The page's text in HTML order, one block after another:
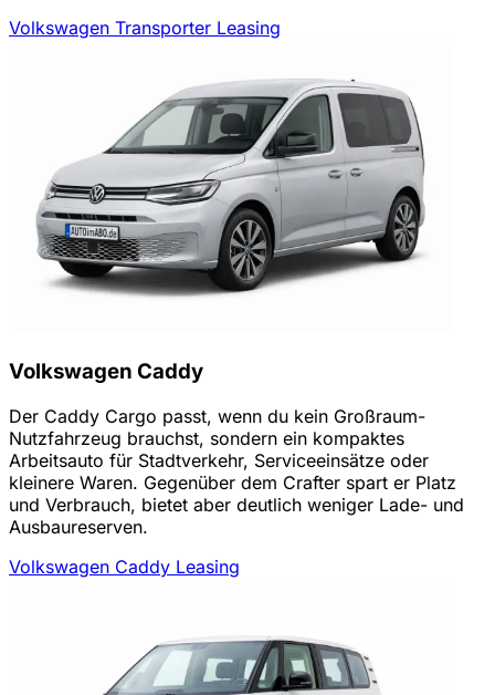
Volkswagen Transporter Leasing
Volkswagen Caddy
Der Caddy Cargo passt, wenn du kein Großraum-
Nutzfahrzeug brauchst, sondern ein kompaktes
Arbeitsauto für Stadtverkehr, Serviceeinsätze oder
kleinere Waren. Gegenüber dem Crafter spart er Platz
und Verbrauch, bietet aber deutlich weniger Lade- und
Ausbaureserven.
Volkswagen Caddy Leasing